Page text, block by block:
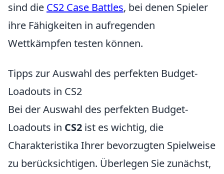
sind die CS2 Case Battles, bei denen Spieler
ihre Fähigkeiten in aufregenden
Wettkämpfen testen können.
Tipps zur Auswahl des perfekten Budget-
Loadouts in CS2
Bei der Auswahl des perfekten Budget-
Loadouts in CS2 ist es wichtig, die
Charakteristika Ihrer bevorzugten Spielweise
zu berücksichtigen. Überlegen Sie zunächst,